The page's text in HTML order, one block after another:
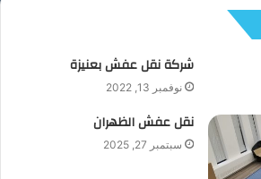
شركة نقل عفش بعنيزة
نوفمبر 13, 2022
نقل عفش الظهران
سبتمبر 27, 2025